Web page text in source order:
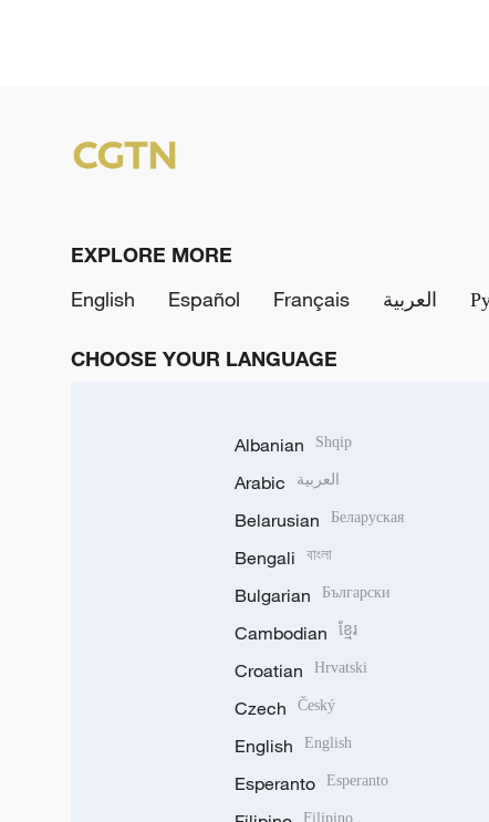
EXPLORE MORE
English
Español Français العربية
CHOOSE YOUR LANGUAGE
Albanian Shqip
Arabic العربية
Belarusian Беларуская
Bengali বাংলা
Bulgarian Български
Cambodian ខ្មែរ
Croatian Hrvatski
Czech Český
English English
Esperanto Esperanto
Filipino